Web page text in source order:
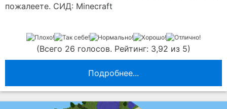
пожалеете. СИД: Minecraft
(Всего 26 голосов. Рейтинг: 3,92 из 5)
Подробнее...